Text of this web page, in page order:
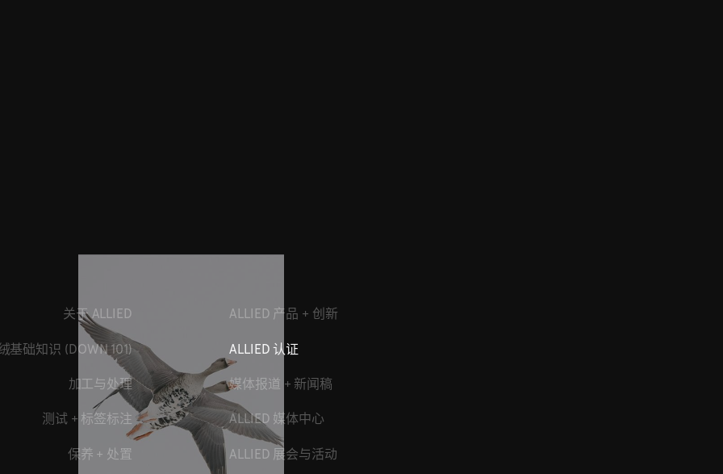
关于 ALLIED
基础知识 (DOWN 101)
加工与处理
测试 + 标签标注
保养 + 处置
ALLIED 产品 + 创新
ALLIED 认证
媒体报道 + 新闻稿
ALLIED 媒体中心
ALLIED 展会与活动